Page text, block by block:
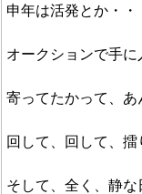
申年は活発とか・・
オークションで手に
寄ってたかって、あ
回して、回して、擂
そして、全く、静な